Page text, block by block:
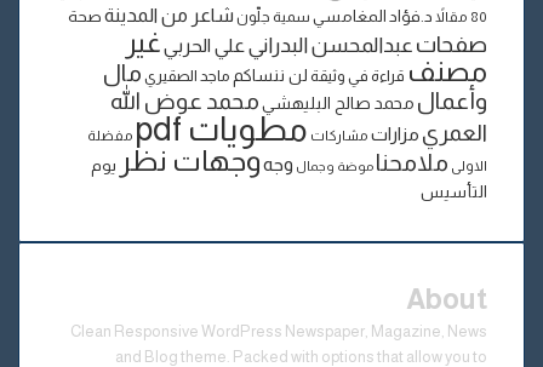
80 مقالاً
د.فؤاد المغامسي سمية جلّون شاعر من المدينة صحة
صفحات عبدالمحسن البدراني علي الحربيغير
مصنف قراءة في وثيقة لن ننساكم ماجد الصقيري مال
وأعمال محمد صالح البليهشيمحمد عوض الله
العمري مزارات مشاركات مطويات pdf
مفضلة
الاولى ملامحنا موضة وجمال وجهوجهات نظر يوم
التأسيس
About
Clean Responsive WordPress Newspaper, Magazine, News
and Blog theme. Packed with options that allow you to